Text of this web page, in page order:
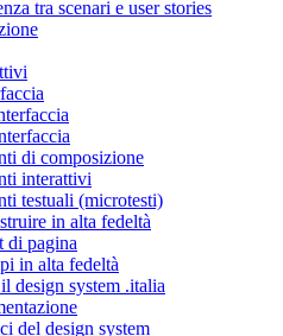
tra scenari e user stories
di composizione
interattivi
testuali (microtesti)
in alta fedeltà
di pagina
in alta fedeltà
design system .italia
del design system